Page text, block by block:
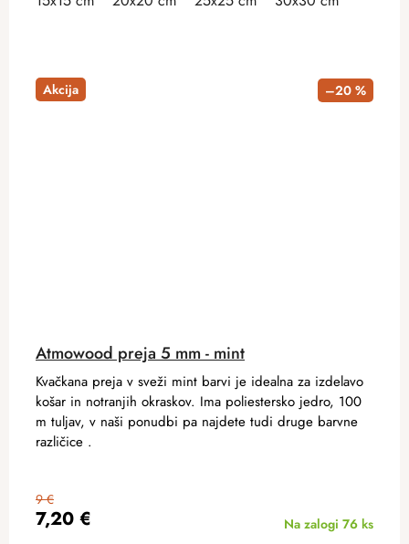
Akcija –20 %
Atmowood preja 5 mm - mint
7,20 €
9 €
Na zalogi 76 ks
Kvačkana preja v sveži mint barvi je idealna za izdelavo
košar in notranjih okraskov. Ima poliestersko jedro, 100
m tuljav, v naši ponudbi pa najdete tudi druge barvne
različice .